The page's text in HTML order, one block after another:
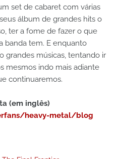
set de cabaret com várias
álbum de grandes hits o
ter a fome de fazer o que
banda tem. E enquanto
grandes músicas, tentando ir
mesmos indo mais adiante
continuaremos.
(em inglês)
heavy-metal/blog